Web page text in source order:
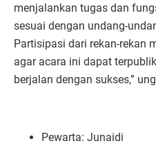
menjalankan tugas dan
sesuai dengan undang-
Partisipasi dari rekan-rekan
agar acara ini dapat
berjalan dengan sukses,”
Pewarta: Junaidi